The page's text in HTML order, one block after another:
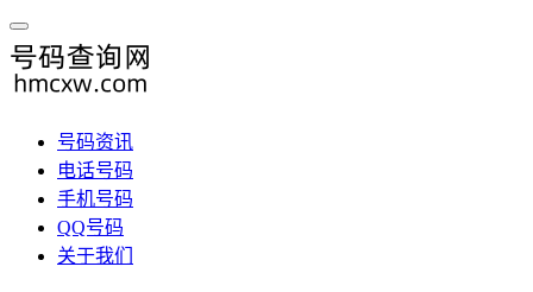
号码资讯
电话号码
手机号码
QQ号码
关于我们